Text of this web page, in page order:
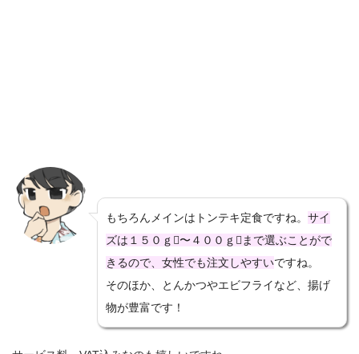
もちろんメインはトンテキ定食ですね。 サイ
ズは１５０ｇ〜４００ｇまで選ぶことがで
きるので、女性でも注文しやすいですね。
そのほか、とんかつやエビフライなど、揚げ
物が豊富です！